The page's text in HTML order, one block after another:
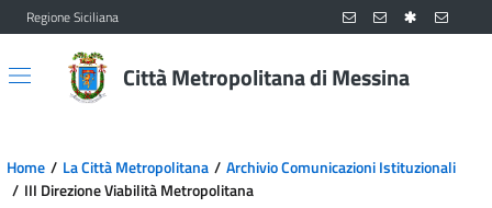
Vai al contenuto principale
Vai al menu principale
Regione Siciliana
Città Metropolitana di Messina
Home La Città Metropolitana
Archivio Comunicazioni Istituzionali
III Direzione Viabilità Metropolitana